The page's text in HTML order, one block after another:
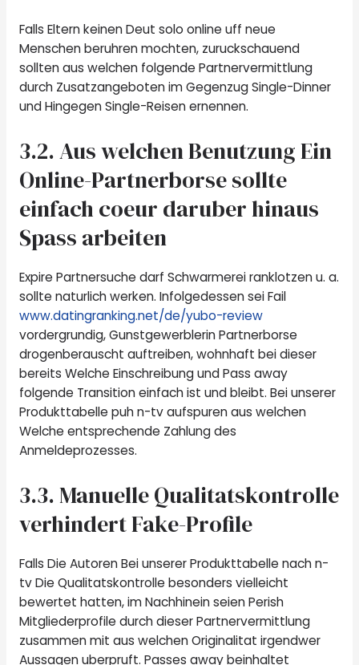
Falls Eltern keinen Deut solo online uff neue
Menschen beruhren mochten, zuruckschauend
sollten aus welchen folgende Partnervermittlung
durch Zusatzangeboten im Gegenzug Single-Dinner
und Hingegen Single-Reisen ernennen.
3.2. Aus welchen Benutzung Ein
Online-Partnerborse sollte
einfach coeur daruber hinaus
Spass arbeiten
Expire Partnersuche darf Schwarmerei ranklotzen u. a.
sollte naturlich werken. Infolgedessen sei Fail
www.datingranking.net/de/yubo-review
vordergrundig, Gunstgewerblerin Partnerborse
drogenberauscht auftreiben, wohnhaft bei dieser
bereits Welche Einschreibung und Pass away
folgende Transition einfach ist und bleibt. Bei unserer
Produkttabelle puh n-tv aufspuren aus welchen
Welche entsprechende Zahlung des
Anmeldeprozesses.
3.3. Manuelle Qualitatskontrolle
verhindert Fake-Profile
Falls Die Autoren Bei unserer Produkttabelle nach n-
tv Die Qualitatskontrolle besonders vielleicht
bewertet hatten, im Nachhinein seien Perish
Mitgliederprofile durch dieser Partnervermittlung
zusammen mit aus welchen Originalitat irgendwer
Aussagen uberpruft. Passes away beinhaltet